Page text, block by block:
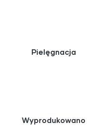
Pielęgnacja
Wyprodukowano